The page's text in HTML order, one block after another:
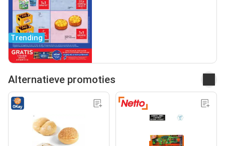
Trending
Alternatieve promoties